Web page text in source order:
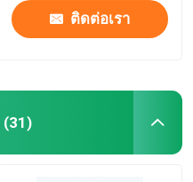
ติดต่อเรา
(31)